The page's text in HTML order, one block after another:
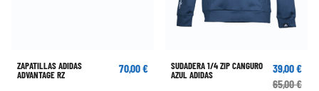
ZAPATILLAS ADIDAS
ADVANTAGE RZ
70,00 €
SUDADERA 1/4 ZIP CANGURO
AZUL ADIDAS
39,00 €
65,00 €